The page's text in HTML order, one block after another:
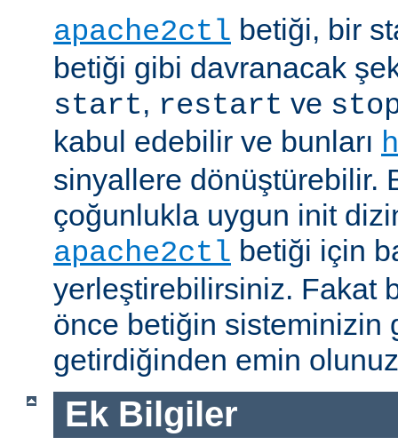
apache2ctl betiği, bir
betiği gibi davranacak
start, restart ve
kabul edebilir ve bunları
sinyallere dönüştürebilir.
çoğunlukla uygun init
apache2ctl betiği için
yerleştirebilirsiniz. Fakat
önce betiğin sisteminizin
getirdiğinden emin
Ek Bilgiler